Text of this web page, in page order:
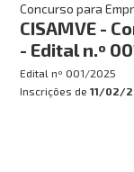
Concurso para
CISAMVE -
- Edital n.º
Edital nº 001/2025
Inscrições de 11/02/